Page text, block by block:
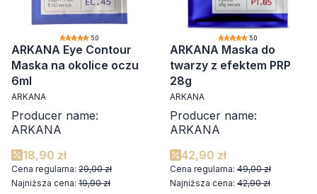
5.0
ARKANA Eye Contour
Maska na okolice oczu
6ml
ARKANA
Producer name:
ARKANA
18,90 zł
Cena regularna: 29,00 zł
Najniższa cena: 19,90 zł
5.0
ARKANA Maska do
twarzy z efektem PRP
28g
ARKANA
Producer name:
ARKANA
42,90 zł
Cena regularna: 49,00 zł
Najniższa cena: 42,90 zł